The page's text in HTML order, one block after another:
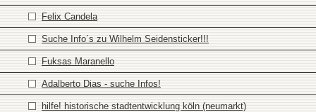
Felix Candela
Suche Info´s zu Wilhelm Seidensticker!!!
Fuksas Maranello
Adalberto Dias - suche Infos!
hilfe! historische stadtentwicklung köln (neumarkt)